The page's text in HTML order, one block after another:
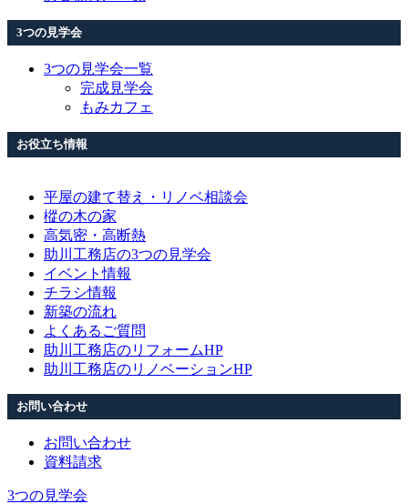
3つの見学会
3つの見学会一覧
完成見学会
もみカフェ
お役立ち情報
平屋の建て替え・リノベ相談会
樅の木の家
高気密・高断熱
助川工務店の3つの見学会
イベント情報
チラシ情報
新築の流れ
よくあるご質問
助川工務店のリフォームHP
助川工務店のリノベーションHP
お問い合わせ
お問い合わせ
資料請求
3つの見学会